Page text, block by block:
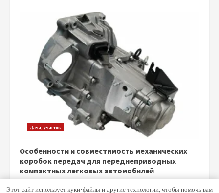
Дача, участок
Особенности и совместимость механических
коробок передач для переднеприводных
компактных легковых автомобилей
Этот сайт использует куки-файлы и другие технологии, чтобы помочь вам